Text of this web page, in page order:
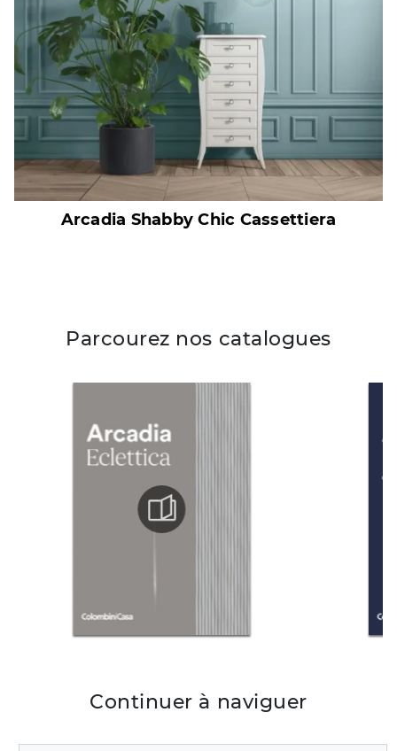
Arcadia Shabby Chic Cassettiera
Parcourez nos catalogues
Continuer à naviguer